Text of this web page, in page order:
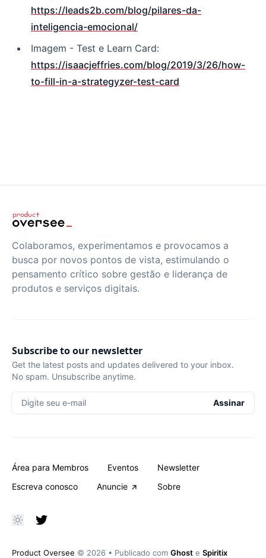
https://leads2b.com/blog/pilares-da-
inteligencia-emocional/
Imagem - Test e Learn Card:
https://isaacjeffries.com/blog/2019/3/26/how-
to-fill-in-a-strategyzer-test-card
Colaboramos, experimentamos e provocamos a
busca por novos pontos de vista, estimulando o
pensamento crítico sobre gestão e liderança de
produtos e serviços digitais.
Subscribe to our newsletter
Get the latest posts and updates delivered to your inbox.
No spam. Unsubscribe anytime.
Digite seu e-mail Assinar
Área para Membros Eventos
Newsletter
Escreva conosco
Anuncie Sobre
Product Oversee © 2026 • Publicado com Ghost e Spiritix